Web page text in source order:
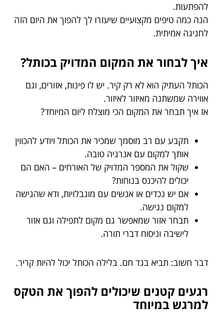
להפתעות.
הנה כמה טיפים מקצועיים שיעזרו לך להפוך את היום הזה
לחגיגה אמיתית.
איך לבחור את המקום המדויק בכותל?
הכותל העתיק הוא לא רק קיר. יש לו פינות, אזורים, וגם
אווירה שמשתנה מאיזור לאיזור.
אז איך תבחר את המקום הכי מוצלח ליום המיוחד?
תקבע עם רב מוסמך שמכיר את הכותל ויודע להכווין
אותך למקום עם אנרגיה טובה.
שקול את המספר המדויק של האורחים – האם הם
יכולים להיכנס בנוחות?
אם יש נכדים או אנשים עם מוגבלויות, ודא שהגישה
למקום נגישה.
תבחר אזור שמאפשר גם מקום לתפילה וגם אזור
לישיבה וניסוח דברי תורה.
דבר חשוב: תביא בגד חם. בלילה הכותל יכול להיות קריר.
רגעים קטנים שיכולים להפוך את הטקס
למרגש במיוחד